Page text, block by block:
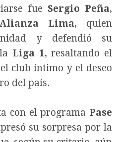
fue Sergio Peña,
Alianza Lima, quien
y defendió su
Liga 1, resaltando el
club íntimo y el deseo
del país.
con el programa Pase
su sorpresa por la